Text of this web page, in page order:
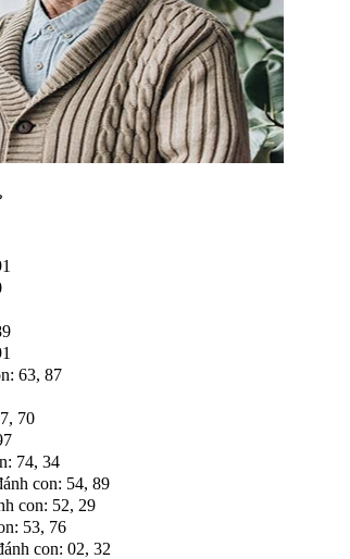
63, 87
70
74, 34
con: 54, 89
con: 52, 29
53, 76
con: 02, 32